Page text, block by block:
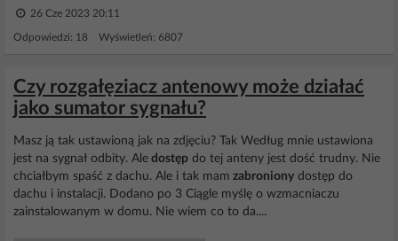
26 Cze 2023 20:11
Odpowiedzi: 18 Wyświetleń: 6807
Czy rozgałęziacz antenowy może działać
jako sumator sygnału?
Masz ją tak ustawioną jak na zdjęciu? Tak Według mnie ustawiona
jest na sygnał odbity. Ale dostęp do tej anteny jest dość trudny. Nie
chciałbym spaść z dachu. Ale i tak mam zabroniony dostęp do
dachu i instalacji. Dodano po 3 Ciągle myślę o wzmacniaczu
zainstalowanym w domu. Nie wiem co to da....